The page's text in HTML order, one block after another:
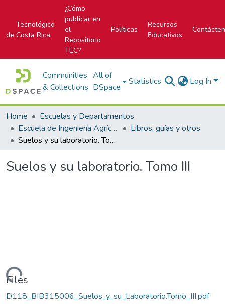
Tecnológico
de Costa Rica
¿Cómo
publicar en
el
Repositorio
TEC?
Políticas
Recursos
Educativos
Communities
& Collections
All of
DSpace
Statistics Log In
Home
Escuelas y Departamentos
Escuela de Ingeniería Agrícola
Libros, guías y otros
Suelos y su laboratorio. Tomo III
Suelos y su laboratorio. Tomo III
Files
D118_BIB315006_Suelos_y_su_Laboratorio.Tomo_III.pdf